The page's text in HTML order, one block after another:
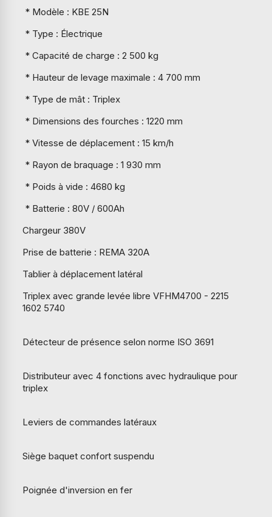
* Modèle : KBE 25N
* Type : Électrique
* Capacité de charge : 2 500 kg
* Hauteur de levage maximale : 4 700 mm
* Type de mât : Triplex
* Dimensions des fourches : 1220 mm
* Vitesse de déplacement : 15 km/h
* Rayon de braquage : 1 930 mm
* Poids à vide : 4680 kg
* Batterie : 80V / 600Ah
Chargeur 380V
Prise de batterie : REMA 320A
Tablier à déplacement latéral
Triplex avec grande levée libre VFHM4700 - 2215
1602 5740
Détecteur de présence selon norme ISO 3691
Distributeur avec 4 fonctions avec hydraulique pour
triplex
Leviers de commandes latéraux
Siège baquet confort suspendu
Poignée d'inversion en fer